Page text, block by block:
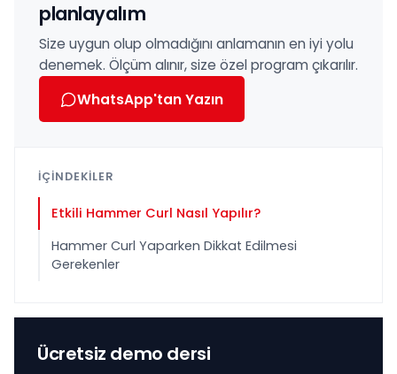
planlayalım
Size uygun olup olmadığını anlamanın en iyi yolu
denemek. Ölçüm alınır, size özel program çıkarılır.
WhatsApp'tan Yazın
İÇİNDEKİLER
Etkili Hammer Curl Nasıl Yapılır?
Hammer Curl Yaparken Dikkat Edilmesi
Gerekenler
Ücretsiz demo dersi